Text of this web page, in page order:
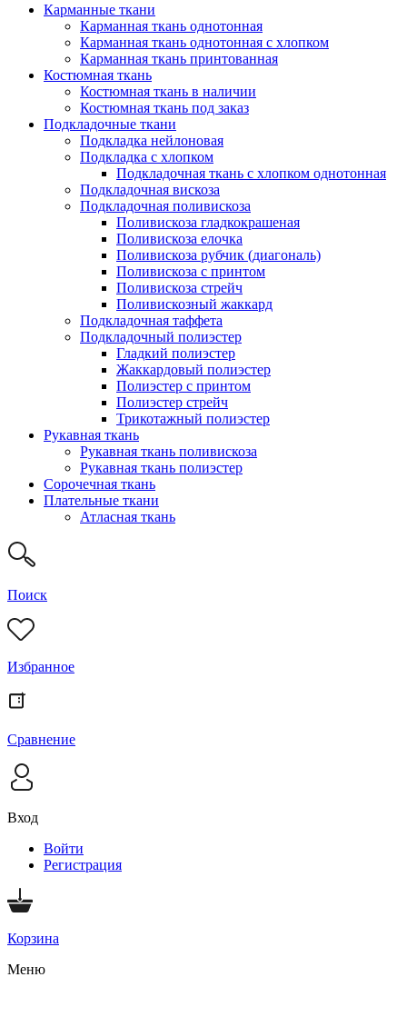
Карманные ткани
Карманная ткань однотонная
Карманная ткань однотонная с хлопком
Карманная ткань принтованная
Костюмная ткань
Костюмная ткань в наличии
Костюмная ткань под заказ
Подкладочные ткани
Подкладка нейлоновая
Подкладка с хлопком
Подкладочная ткань с хлопком однотонная
Подкладочная вискоза
Подкладочная поливискоза
Поливискоза гладкокрашеная
Поливискоза елочка
Поливискоза рубчик (диагональ)
Поливискоза с принтом
Поливискоза стрейч
Поливискозный жаккард
Подкладочная таффета
Подкладочный полиэстер
Гладкий полиэстер
Жаккардовый полиэстер
Полиэстер с принтом
Полиэстер стрейч
Трикотажный полиэстер
Рукавная ткань
Рукавная ткань поливискоза
Рукавная ткань полиэстер
Сорочечная ткань
Плательные ткани
Атласная ткань
Поиск
Избранное
Сравнение
Вход
Войти
Регистрация
Корзина
Меню